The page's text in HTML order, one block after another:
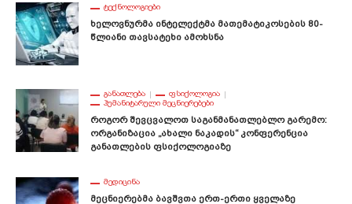
ᲢᲔᲥᲜᲝᲚᲝᲒᲘᲔᲑᲘ
Ხელოვნურმა Ინტელექტმა Მათემატიკოსების 80-
Წლიანი Თავსატეხი Ამოხსნა
ᲒᲐᲜᲐᲗᲚᲔᲑᲐ
ᲤᲡᲘᲥᲝᲚᲝᲒᲘᲐ
ᲰᲣᲛᲐᲜᲘᲢᲐᲠᲣᲚᲘ ᲛᲔᲪᲜᲘᲔᲠᲔᲑᲔᲑᲘ
Როგორ Შევცვალოთ Საგანმანათლებლო Გარემო:
Ორგანიზაცია „ახალი Ნაკადის“ Კონფერენცია
Განათლების Ფსიქოლოგიაზე
ᲛᲔᲓᲘᲪᲘᲜᲐ
Მეცნიერებმა Ბავშვთა Ერთ-Ერთი Ყველაზე